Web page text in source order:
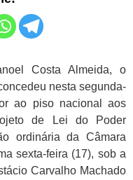
Costa Almeida, o
nesta segunda-
ao piso nacional aos
de Lei do Poder
ordinária da Câmara
sexta-feira (17), sob a
Carvalho Machado